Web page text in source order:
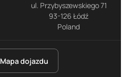
ul. Przybyszewskiego 71
93-126 Łódź
Poland
Mapa dojazdu